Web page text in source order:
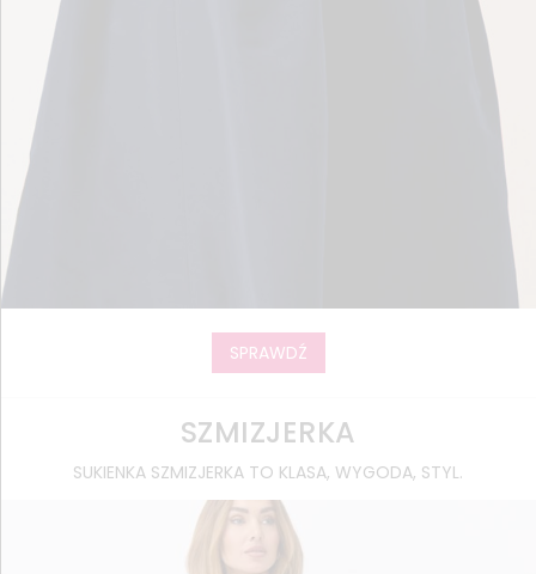
SPRAWDŹ
SZMIZJERKA
SUKIENKA SZMIZJERKA TO KLASA, WYGODA, STYL.